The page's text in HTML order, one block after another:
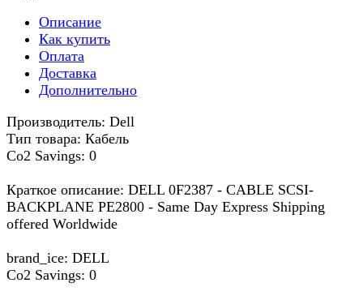
Описание
Как купить
Оплата
Доставка
Дополнительно
Производитель: Dell
Тип товара: Кабель
Co2 Savings: 0
Краткое описание: DELL 0F2387 - CABLE SCSI-
BACKPLANE PE2800 - Same Day Express Shipping
offered Worldwide
brand_ice: DELL
Co2 Savings: 0